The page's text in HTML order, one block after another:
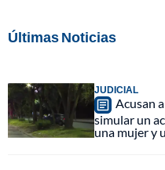
Últimas Noticias
JUDICIAL
Acusan
simular un
una mujer y